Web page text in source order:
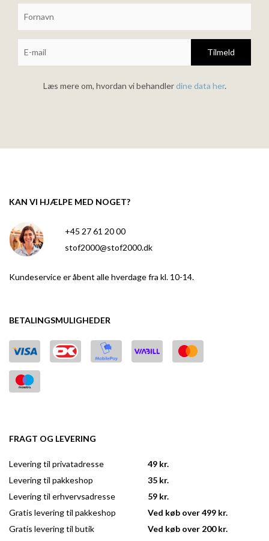
Tilmeld
Læs mere om, hvordan vi behandlerdine data her.
KAN VI HJÆLPE MED NOGET?
+45 27 61 20 00
stof2000@stof2000.dk
Kundeservice er åbent alle hverdage fra kl. 10-14.
BETALINGSMULIGHEDER
FRAGT OG LEVERING
Levering til privatadresse
Levering til pakkeshop
Levering til erhvervsadresse
Gratis levering til pakkeshop
Gratis levering til butik
49 kr.
35 kr.
59 kr.
Ved køb over 499 kr.
Ved køb over 200 kr.